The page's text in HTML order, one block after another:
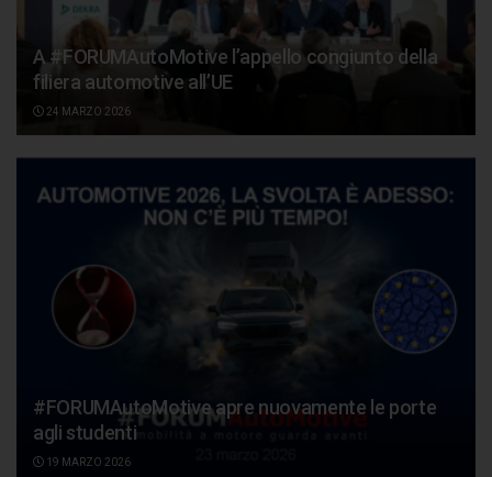
A #FORUMAutoMotive l’appello congiunto della
filiera automotive all’UE
24 MARZO 2026
#FORUMAutoMotive apre nuovamente le porte
agli studenti
19 MARZO 2026